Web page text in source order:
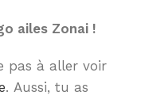
ailes Zonai !
pas à aller voir
. Aussi, tu as